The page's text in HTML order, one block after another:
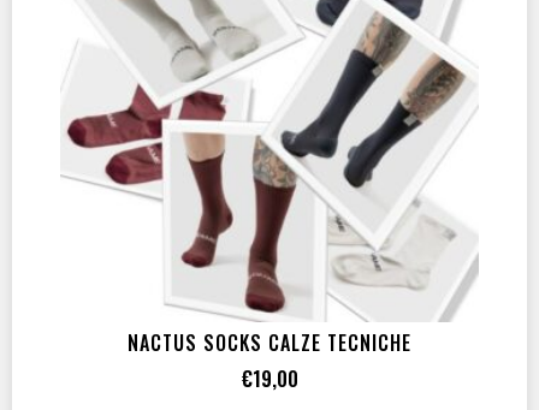
(4)
NACTUS SOCKS CALZE TECNICHE
€19,00